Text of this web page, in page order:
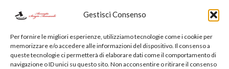
Gestisci Consenso
Per fornire le migliori esperienze, utilizziamo tecnologie come i cookie per
memorizzare e/o accedere alle informazioni del dispositivo. Il consenso a
queste tecnologie ci permetterà di elaborare dati come il comportamento di
navigazione o ID unici su questo sito. Non acconsentire o ritirare il consenso
giurisprudenza ne ha
individuate altre, tra cui: